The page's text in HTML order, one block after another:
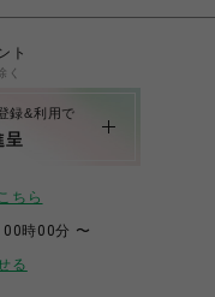
ト
く
録&利用で
呈
ちら
時00分 〜
る